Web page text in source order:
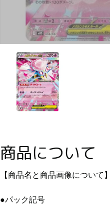
商品について
【商品名と商品画像について】
●パック記号